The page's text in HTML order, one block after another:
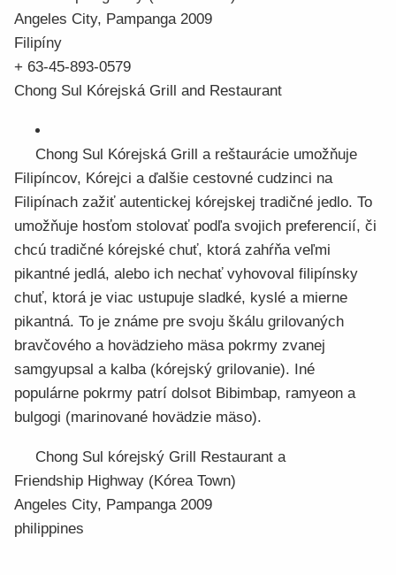
Angeles City, Pampanga 2009
Filipíny
+ 63-45-893-0579
Chong Sul Kórejská Grill and Restaurant
Chong Sul Kórejská Grill a reštaurácie umožňuje
Filipíncov, Kórejci a ďalšie cestovné cudzinci na
Filipínach zažiť autentickej kórejskej tradičné jedlo. To
umožňuje hosťom stolovať podľa svojich preferencií, či
chcú tradičné kórejské chuť, ktorá zahŕňa veľmi
pikantné jedlá, alebo ich nechať vyhovoval filipínsky
chuť, ktorá je viac ustupuje sladké, kyslé a mierne
pikantná. To je známe pre svoju škálu grilovaných
bravčového a hovädzieho mäsa pokrmy zvanej
samgyupsal a kalba (kórejský grilovanie). Iné
populárne pokrmy patrí dolsot Bibimbap, ramyeon a
bulgogi (marinované hovädzie mäso).
Chong Sul kórejský Grill Restaurant a
Friendship Highway (Kórea Town)
Angeles City, Pampanga 2009
philippines